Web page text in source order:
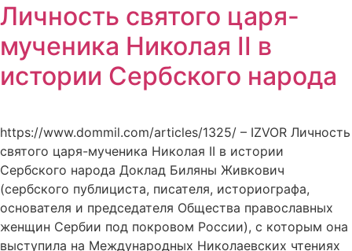
Личность святого царя-
мученика Николая II в
истории Сербского народа
https://www.dommil.com/articles/1325/ – IZVOR Личность
святого царя-мученика Николая II в истории
Сербского народа Доклад Биляны Живкович
(сербского публициста, писателя, историографа,
основателя и председателя Общества православных
женщин Сербии под покровом России), c которым она
выступила на Международных Николаевских чтениях